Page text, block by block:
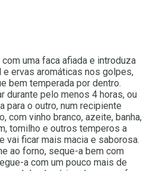
com uma faca afiada e introduza
e ervas aromáticas nos golpes,
bem temperada por dentro.
durante pelo menos 4 horas, ou
para o outro, num recipiente
com vinho branco, azeite, banha,
tomilho e outros temperos a
vai ficar mais macia e saborosa.
ao forno, seque-a bem com
a com um pouco mais de